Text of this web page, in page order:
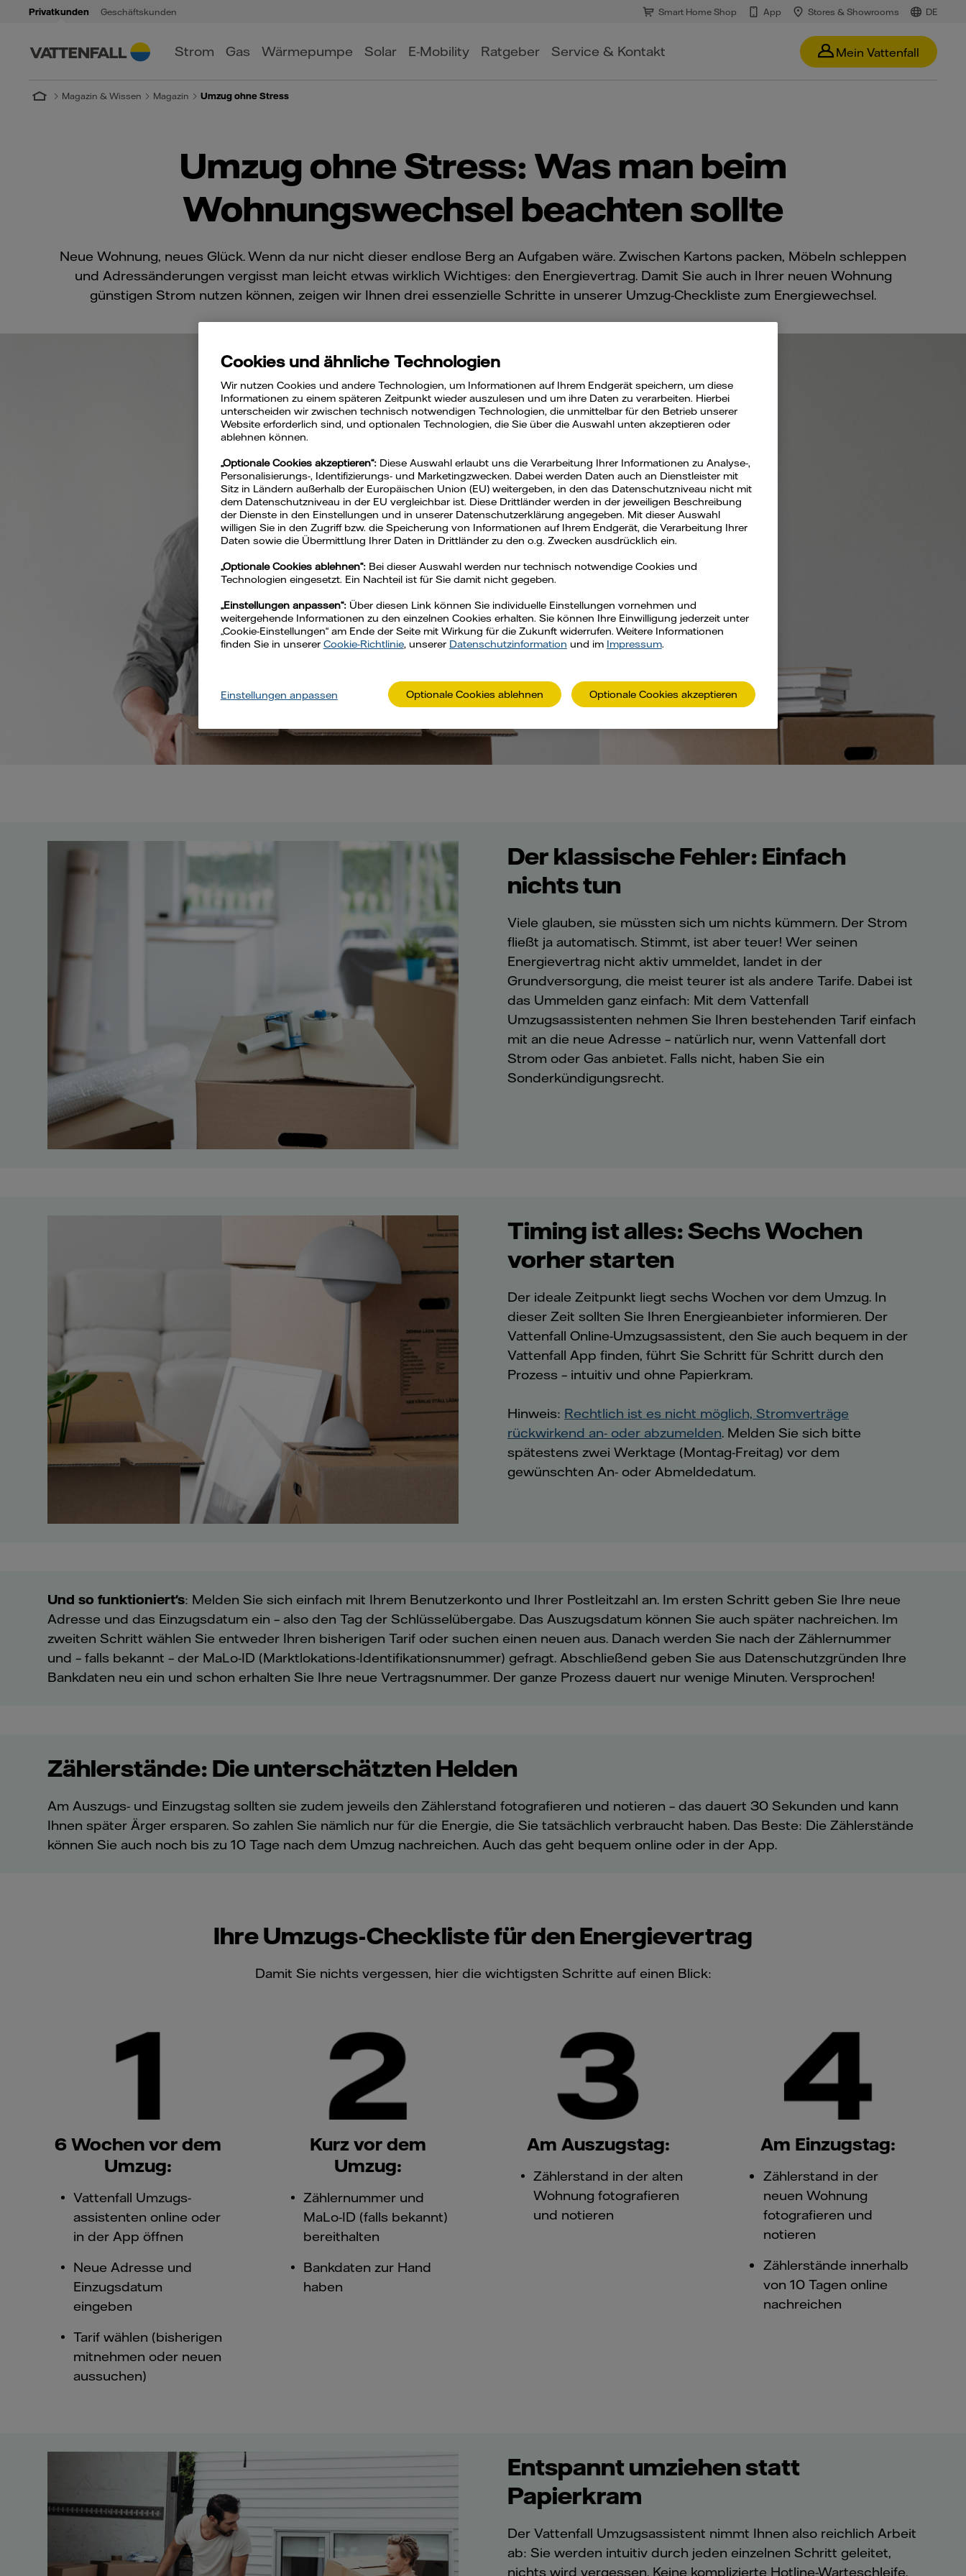
Privatkunden Geschäftskunden Smart Home Shop App Stores & Showrooms DE
Strom Gas Wärmepumpe Solar E-Mobility Ratgeber Service & Kontakt Mein Vattenfall
Magazin & Wissen Magazin Umzug ohne Stress
Umzug ohne Stress: Was man beim
Wohnungswechsel beachten sollte
Neue Wohnung, neues Glück. Wenn da nur nicht dieser endlose Berg an Aufgaben wäre. Zwischen Kartons packen, Möbeln schleppen
und Adressänderungen vergisst man leicht etwas wirklich Wichtiges: den Energievertrag. Damit Sie auch in Ihrer neuen Wohnung
günstigen Strom nutzen können, zeigen wir Ihnen drei essenzielle Schritte in unserer Umzug-Checkliste zum Energiewechsel.
Der klassische Fehler: Einfach
nichts tun
Viele glauben, sie müssten sich um nichts kümmern. Der Strom
fließt ja automatisch. Stimmt, ist aber teuer! Wer seinen
Energievertrag nicht aktiv ummeldet, landet in der
Grundversorgung, die meist teurer ist als andere Tarife. Dabei ist
das Ummelden ganz einfach: Mit dem Vattenfall
Umzugsassistenten nehmen Sie Ihren bestehenden Tarif einfach
mit an die neue Adresse – natürlich nur, wenn Vattenfall dort
Strom oder Gas anbietet. Falls nicht, haben Sie ein
Sonderkündigungsrecht.
Timing ist alles: Sechs Wochen
vorher starten
Der ideale Zeitpunkt liegt sechs Wochen vor dem Umzug. In
dieser Zeit sollten Sie Ihren Energieanbieter informieren. Der
Vattenfall Online-Umzugsassistent, den Sie auch bequem in der
Vattenfall App finden, führt Sie Schritt für Schritt durch den
Prozess – intuitiv und ohne Papierkram.
Hinweis: Rechtlich ist es nicht möglich, Stromverträge
rückwirkend an- oder abzumelden. Melden Sie sich bitte
spätestens zwei Werktage (Montag-Freitag) vor dem
gewünschten An- oder Abmeldedatum.
Und so funktioniert's: Melden Sie sich einfach mit Ihrem Benutzerkonto und Ihrer Postleitzahl an. Im ersten Schritt geben Sie Ihre neue
Adresse und das Einzugsdatum ein – also den Tag der Schlüsselübergabe. Das Auszugsdatum können Sie auch später nachreichen. Im
zweiten Schritt wählen Sie entweder Ihren bisherigen Tarif oder suchen einen neuen aus. Danach werden Sie nach der Zählernummer
und – falls bekannt – der MaLo-ID (Marktlokations-Identifikationsnummer) gefragt. Abschließend geben Sie aus Datenschutzgründen Ihre
Bankdaten neu ein und schon erhalten Sie Ihre neue Vertragsnummer. Der ganze Prozess dauert nur wenige Minuten. Versprochen!
Zählerstände: Die unterschätzten Helden
Am Auszugs- und Einzugstag sollten sie zudem jeweils den Zählerstand fotografieren und notieren – das dauert 30 Sekunden und kann
Ihnen später Ärger ersparen. So zahlen Sie nämlich nur für die Energie, die Sie tatsächlich verbraucht haben. Das Beste: Die Zählerstände
können Sie auch noch bis zu 10 Tage nach dem Umzug nachreichen. Auch das geht bequem online oder in der App.
Ihre Umzugs-Checkliste für den Energievertrag
Damit Sie nichts vergessen, hier die wichtigsten Schritte auf einen Blick:
6 Wochen vor dem
Umzug:
Vattenfall Umzugs-
assistenten online oder
in der App öffnen
Neue Adresse und
Einzugsdatum
eingeben
Tarif wählen (bisherigen
mitnehmen oder neuen
aussuchen)
Kurz vor dem
Umzug:
Zählernummer und
MaLo-ID (falls bekannt)
bereithalten
Bankdaten zur Hand
haben
Am Auszugstag:
Zählerstand in der alten
Wohnung fotografieren
und notieren
Am Einzugstag:
Zählerstand in der
neuen Wohnung
fotografieren und
notieren
Zählerstände innerhalb
von 10 Tagen online
nachreichen
Entspannt umziehen statt
Papierkram
Der Vattenfall Umzugsassistent nimmt Ihnen also reichlich Arbeit
ab: Sie werden intuitiv durch jeden einzelnen Schritt geleitet,
nichts wird vergessen. Keine komplizierte Hotline-Warteschleife,
Cookies und ähnliche Technologien
Wir nutzen Cookies und andere Technologien, um Informationen auf Ihrem Endgerät speichern, um diese
Informationen zu einem späteren Zeitpunkt wieder auszulesen und um ihre Daten zu verarbeiten. Hierbei
unterscheiden wir zwischen technisch notwendigen Technologien, die unmittelbar für den Betrieb unserer
Website erforderlich sind, und optionalen Technologien, die Sie über die Auswahl unten akzeptieren oder
ablehnen können.
„Optionale Cookies akzeptieren“:Diese Auswahl erlaubt uns die Verarbeitung Ihrer Informationen zu Analyse-,
Personalisierungs-, Identifizierungs- und Marketingzwecken. Dabei werden Daten auch an Dienstleister mit
Sitz in Ländern außerhalb der Europäischen Union (EU) weitergeben, in den das Datenschutzniveau nicht mit
dem Datenschutzniveau in der EU vergleichbar ist. Diese Drittländer werden in der jeweiligen Beschreibung
der Dienste in den Einstellungen und in unserer Datenschutzerklärung angegeben. Mit dieser Auswahl
willigen Sie in den Zugriff bzw. die Speicherung von Informationen auf Ihrem Endgerät, die Verarbeitung Ihrer
Daten sowie die Übermittlung Ihrer Daten in Drittländer zu den o.g. Zwecken ausdrücklich ein.
„Optionale Cookies ablehnen“: Bei dieser Auswahl werden nur technisch notwendige Cookies und
Technologien eingesetzt. Ein Nachteil ist für Sie damit nicht gegeben.
„Einstellungen anpassen“: Über diesen Link können Sie individuelle Einstellungen vornehmen und
weitergehende Informationen zu den einzelnen Cookies erhalten. Sie können Ihre Einwilligung jederzeit unter
„Cookie-Einstellungen“ am Ende der Seite mit Wirkung für die Zukunft widerrufen. Weitere Informationen
finden Sie in unserer Cookie-Richtlinie, unserer Datenschutzinformation und im Impressum.
Einstellungen anpassen Optionale Cookies ablehnen Optionale Cookies akzeptieren